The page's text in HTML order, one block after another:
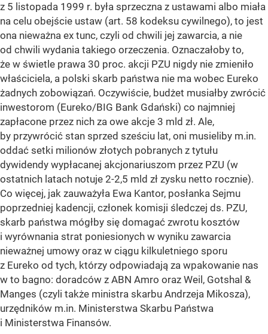
z 5 listopada 1999 r. była sprzeczna z ustawami albo miała
na celu obejście ustaw (art. 58 kodeksu cywilnego), to jest
ona nieważna ex tunc, czyli od chwili jej zawarcia, a nie
od chwili wydania takiego orzeczenia. Oznaczałoby to,
że w świetle prawa 30 proc. akcji PZU nigdy nie zmieniło
właściciela, a polski skarb państwa nie ma wobec Eureko
żadnych zobowiązań. Oczywiście, budżet musiałby zwrócić
inwestorom (Eureko/BIG Bank Gdański) co najmniej
zapłacone przez nich za owe akcje 3 mld zł. Ale,
by przywrócić stan sprzed sześciu lat, oni musieliby m.in.
oddać setki milionów złotych pobranych z tytułu
dywidendy wypłacanej akcjonariuszom przez PZU (w
ostatnich latach notuje 2-2,5 mld zł zysku netto rocznie).
Co więcej, jak zauważyła Ewa Kantor, posłanka Sejmu
poprzedniej kadencji, członek komisji śledczej ds. PZU,
skarb państwa mógłby się domagać zwrotu kosztów
i wyrównania strat poniesionych w wyniku zawarcia
nieważnej umowy oraz w ciągu kilkuletniego sporu
z Eureko od tych, którzy odpowiadają za wpakowanie nas
w to bagno: doradców z ABN Amro oraz Weil, Gotshal &
Manges (czyli także ministra skarbu Andrzeja Mikosza),
urzędników m.in. Ministerstwa Skarbu Państwa
i Ministerstwa Finansów.